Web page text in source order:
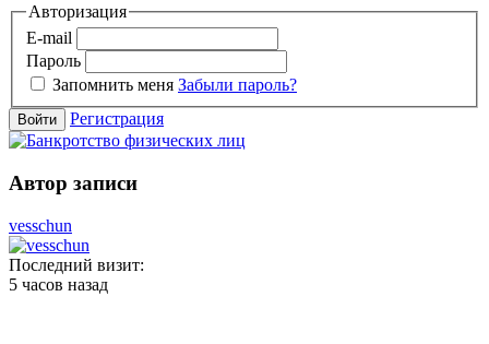
Авторизация
E-mail
Пароль
Запомнить меня Забыли пароль?
Войти Регистрация
Автор записи
vesschun
Последний визит:
5 часов назад